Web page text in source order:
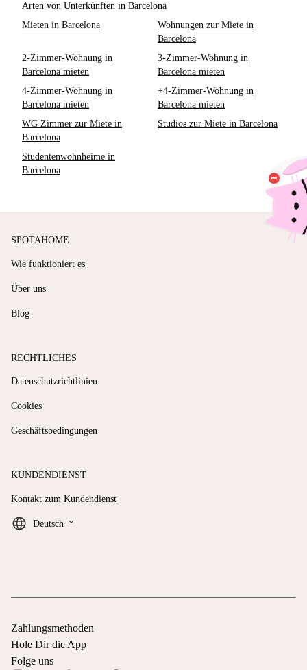
Arten von Unterkünften in Barcelona
Mieten in Barcelona
Wohnungen zur Miete in
Barcelona
2-Zimmer-Wohnung in
Barcelona mieten
3-Zimmer-Wohnung in
Barcelona mieten
4-Zimmer-Wohnung in
Barcelona mieten
+4-Zimmer-Wohnung in
Barcelona mieten
WG Zimmer zur Miete in
Barcelona
Studios zur Miete in Barcelona
Studentenwohnheime in
Barcelona
SPOTAHOME
Wie funktioniert es
Über uns
Blog
RECHTLICHES
Datenschutzrichtlinien
Cookies
Geschäftsbedingungen
KUNDENDIENST
Kontakt zum Kundendienst
Deutsch keyboard_arrow_down
Zahlungsmethoden
Hole Dir die App
Folge uns